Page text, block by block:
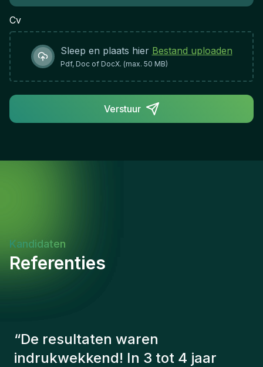
Cv
Sleep en plaats hier Bestand uploaden
Pdf, Doc of DocX. (max. 50 MB)
Verstuur
Kandidaten
Referenties
“De consultants van Gentis
hebben altijd rekening gehouden